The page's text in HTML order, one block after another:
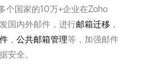
个国家的10万+企业在Zoho
国内外邮件，进行邮箱迁移 ，
， 公共邮箱管理等，加强邮件
安全。